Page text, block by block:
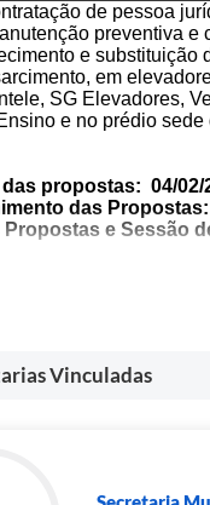
de pessoa
preventiva e
e substituição
em
SG Elevadores,
e no prédio
propostas: 04/02/
das
e Sessão
INTEGRAL
TERMOS
expediente na data
Comerciais, bem
Vinculadas